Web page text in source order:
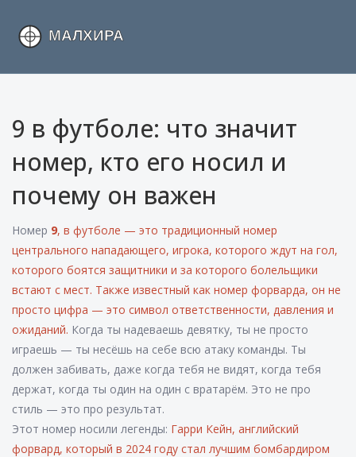
9 в футболе: что значит
номер, кто его носил и
почему он важен
Номер 9, в футболе — это традиционный номер
центрального нападающего, игрока, которого ждут на гол,
которого боятся защитники и за которого болельщики
встают с мест. Также известный как номер форварда, он не
просто цифра — это символ ответственности, давления и
ожиданий. Когда ты надеваешь девятку, ты не просто
играешь — ты несёшь на себе всю атаку команды. Ты
должен забивать, даже когда тебя не видят, когда тебя
держат, когда ты один на один с вратарём. Это не про
стиль — это про результат.
Этот номер носили легенды: Гарри Кейн, английский
форвард, который в 2024 году стал лучшим бомбардиром